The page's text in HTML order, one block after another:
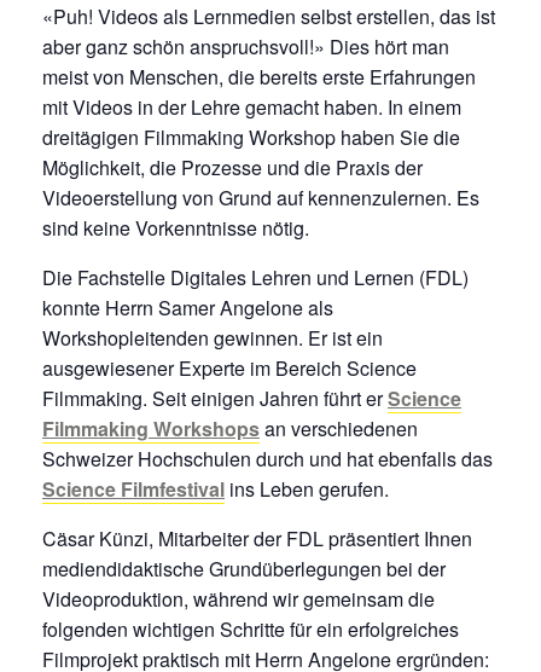
«Puh! Videos als Lernmedien selbst erstellen, das ist
aber ganz schön anspruchsvoll!» Dies hört man
meist von Menschen, die bereits erste Erfahrungen
mit Videos in der Lehre gemacht haben. In einem
dreitägigen Filmmaking Workshop haben Sie die
Möglichkeit, die Prozesse und die Praxis der
Videoerstellung von Grund auf kennenzulernen. Es
sind keine Vorkenntnisse nötig.
Die Fachstelle Digitales Lehren und Lernen (FDL)
konnte Herrn Samer Angelone als
Workshopleitenden gewinnen. Er ist ein
ausgewiesener Experte im Bereich Science
Filmmaking. Seit einigen Jahren führt erScience
Filmmaking Workshopsan verschiedenen
Schweizer Hochschulen durch und hat ebenfalls das
Science Filmfestival ins Leben gerufen.
Cäsar Künzi, Mitarbeiter der FDL präsentiert Ihnen
mediendidaktische Grundüberlegungen bei der
Videoproduktion, während wir gemeinsam die
folgenden wichtigen Schritte für ein erfolgreiches
Filmprojekt praktisch mit Herrn Angelone ergründen: